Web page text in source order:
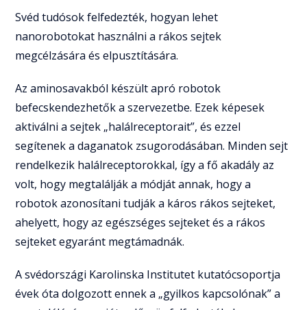
Svéd tudósok felfedezték, hogyan lehet
nanorobotokat használni a rákos sejtek
megcélzására és elpusztítására.
Az aminosavakból készült apró robotok
befecskendezhetők a szervezetbe. Ezek képesek
aktiválni a sejtek „halálreceptorait”, és ezzel
segítenek a daganatok zsugorodásában. Minden sejt
rendelkezik halálreceptorokkal, így a fő akadály az
volt, hogy megtalálják a módját annak, hogy a
robotok azonosítani tudják a káros rákos sejteket,
ahelyett, hogy az egészséges sejteket és a rákos
sejteket egyaránt megtámadnák.
A svédországi Karolinska Institutet kutatócsoportja
évek óta dolgozott ennek a „gyilkos kapcsolónak” a